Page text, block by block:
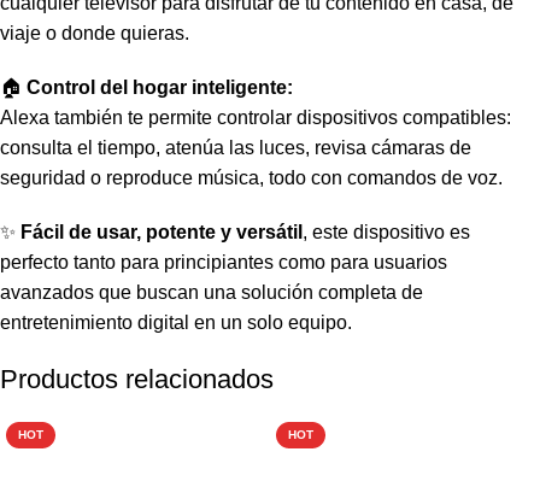
viaje o donde quieras.
🏠 Control del hogar inteligente:
Alexa también te permite controlar dispositivos compatibles:
consulta el tiempo, atenúa las luces, revisa cámaras de
seguridad o reproduce música, todo con comandos de voz.
✨ Fácil de usar, potente y versátil , este dispositivo es
perfecto tanto para principiantes como para usuarios
avanzados que buscan una solución completa de
entretenimiento digital en un solo equipo.
Productos relacionados
HOT HOT